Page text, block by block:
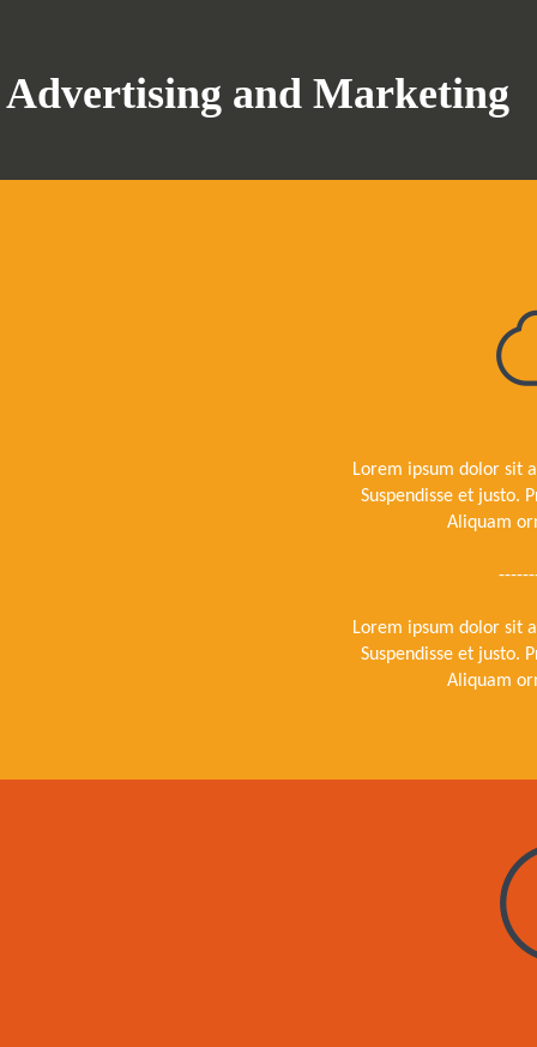
Advertising and Marketing
Lorem ipsum dolor sit
Suspendisse et justo.
Aliquam
Lorem ipsum dolor sit
Suspendisse et justo.
Aliquam